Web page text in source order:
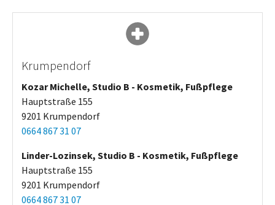
Krumpendorf
Kozar Michelle, Studio B - Kosmetik, Fußpflege
Hauptstraße 155
9201 Krumpendorf
0664 867 31 07
Linder-Lozinsek, Studio B - Kosmetik, Fußpflege
Hauptstraße 155
9201 Krumpendorf
0664 867 31 07